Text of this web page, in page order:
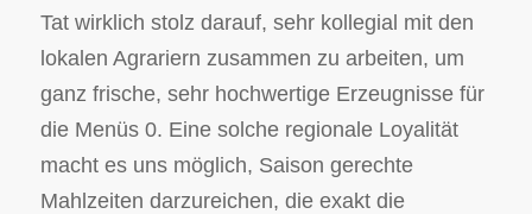
Tat wirklich stolz darauf, sehr kollegial mit den
lokalen Agrariern zusammen zu arbeiten, um
ganz frische, sehr hochwertige Erzeugnisse für
die Menüs 0. Eine solche regionale Loyalität
macht es uns möglich, Saison gerechte
Mahlzeiten darzureichen, die exakt die